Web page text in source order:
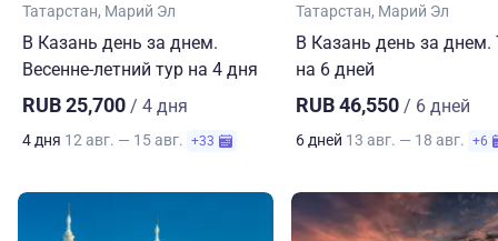
Татарстан Марий Эл
В Казань день за днем.
Весенне-летний тур на 4 дня
RUB 25,700 / 4 дня
4 дня 12 авг. — 15 авг. +33
Татарстан Марий Эл
В Казань день за днем.
на 6 дней
RUB 46,550 / 6 дней
6 дней 13 авг. — 18 авг. +6